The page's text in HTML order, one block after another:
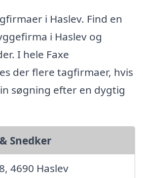
i Haslev. Find en
i Haslev og
I hele Faxe
der flere tagfirmaer, hvis
søgning efter en dygtig
Snedker
4690 Haslev